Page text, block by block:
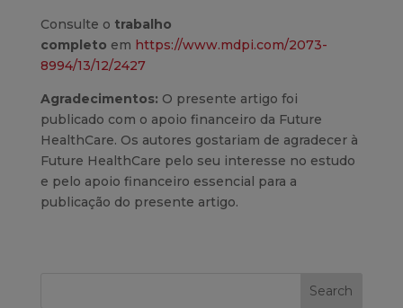
Consulte o trabalho
completo em https://www.mdpi.com/2073-
8994/13/12/2427
Agradecimentos: O presente artigo foi
publicado com o apoio financeiro da Future
HealthCare. Os autores gostariam de agradecer à
Future HealthCare pelo seu interesse no estudo
e pelo apoio financeiro essencial para a
publicação do presente artigo.
Search